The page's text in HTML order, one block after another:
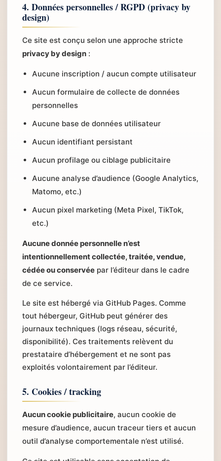
4. Données personnelles / RGPD (privacy by
design)
Ce site est conçu selon une approche stricte
privacy by design :
Aucune inscription / aucun compte utilisateur
Aucun formulaire de collecte de données
personnelles
Aucune base de données utilisateur
Aucun identifiant persistant
Aucun profilage ou ciblage publicitaire
Aucune analyse d’audience (Google Analytics,
Matomo, etc.)
Aucun pixel marketing (Meta Pixel, TikTok,
etc.)
Aucune donnée personnelle n’est
intentionnellement collectée, traitée, vendue,
cédée ou conservée par l’éditeur dans le cadre
de ce service.
Le site est hébergé via GitHub Pages. Comme
tout hébergeur, GitHub peut générer des
journaux techniques (logs réseau, sécurité,
disponibilité). Ces traitements relèvent du
prestataire d’hébergement et ne sont pas
exploités volontairement par l’éditeur.
5. Cookies / tracking
Aucun cookie publicitaire, aucun cookie de
mesure d’audience, aucun traceur tiers et aucun
outil d’analyse comportementale n’est utilisé.